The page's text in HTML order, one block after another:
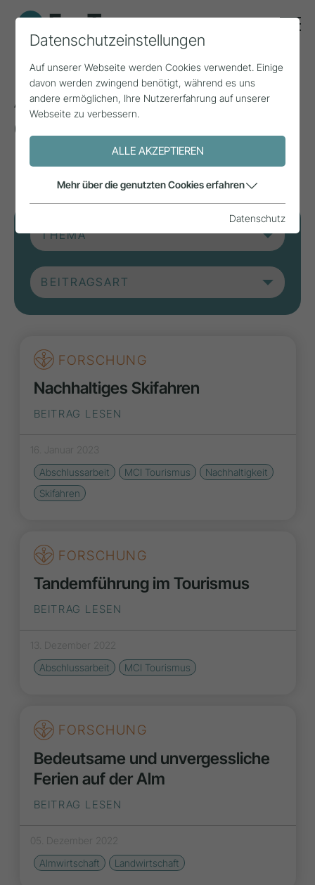
Aktuelle Beiträge aus
der Forschung, Praxis
und aus Projekten.
FORSCHUNG
Nachhaltiges Skifahren
BEITRAG LESEN
16. Januar 2023
Abschlussarbeit
MCI Tourismus
Nachhaltigkeit
Skifahren
FORSCHUNG
Tandemführung im Tourismus
BEITRAG LESEN
13. Dezember 2022
Abschlussarbeit
MCI Tourismus
FORSCHUNG
Bedeutsame und unvergessliche
Ferien auf der Alm
BEITRAG LESEN
05. Dezember 2022
Almwirtschaft
Landwirtschaft
Datenschutzeinstellungen
Auf unserer Webseite werden Cookies verwendet. Einige
davon werden zwingend benötigt, während es uns
andere ermöglichen, Ihre Nutzererfahrung auf unserer
Webseite zu verbessern.
ALLE AKZEPTIEREN
Mehr über die genutzten Cookies erfahren
Datenschutz